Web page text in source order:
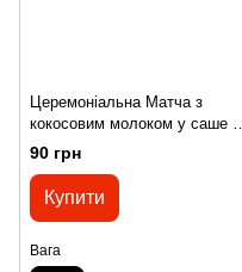
Церемоніальна Матча з
кокосовим молоком у саше 1
шт Haiku
90 грн
Купити
Вага